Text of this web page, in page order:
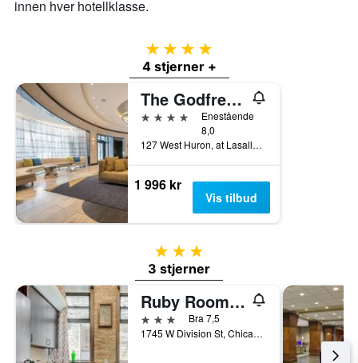
innen hver hotellklasse.
4 stjerner
4 stjerner +
The Godfrey Hotel Chicago
4 stjerner
Enestående
8,0
127 West Huron, at Lasalle, Chicago, IL, USA
1 996 kr
Vis tilbud
3 stjerner
3 stjerner
Ruby Room Spa & Wellness
3 stjernerBra 7,5
1745 W Division St, Chicago, IL, USA